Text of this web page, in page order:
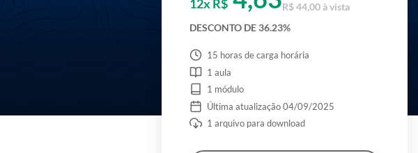
12x R$
R$ 44,00 à vista
DESCONTO DE 36.23%
15 horas de carga horária
1 aula
1 módulo
Última atualização 04/09/2025
1 arquivo para download